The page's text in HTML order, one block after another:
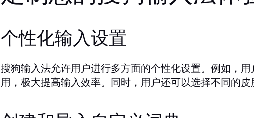
个性化输入设置
搜狗输入法允许用户进行多方面的个性化设置。例如，
用，极大提高输入效率。同时，用户还可以选择不同的